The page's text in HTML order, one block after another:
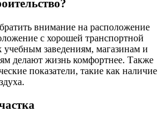
внимание на расположение
с хорошей транспортной
учебным заведениям, магазинам и
делают жизнь комфортнее. Также
показатели, такие как наличие